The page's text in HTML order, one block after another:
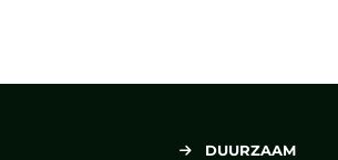
DUURZAAM